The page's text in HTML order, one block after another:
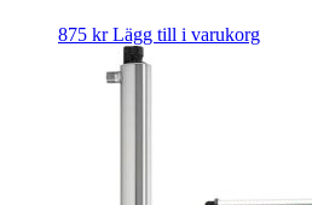
875 kr Lägg till i varukorg